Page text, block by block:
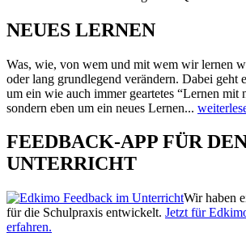
NEUES LERNEN
Was, wie, von wem und mit wem wir lernen
oder lang grundlegend verändern. Dabei geht
um ein wie auch immer geartetes “Lernen mit
sondern eben um ein neues Lernen...
FEEDBACK-APP FÜR
UNTERRICHT
Wir haben
für die Schulpraxis entwickelt. Jetzt für
erfahren.